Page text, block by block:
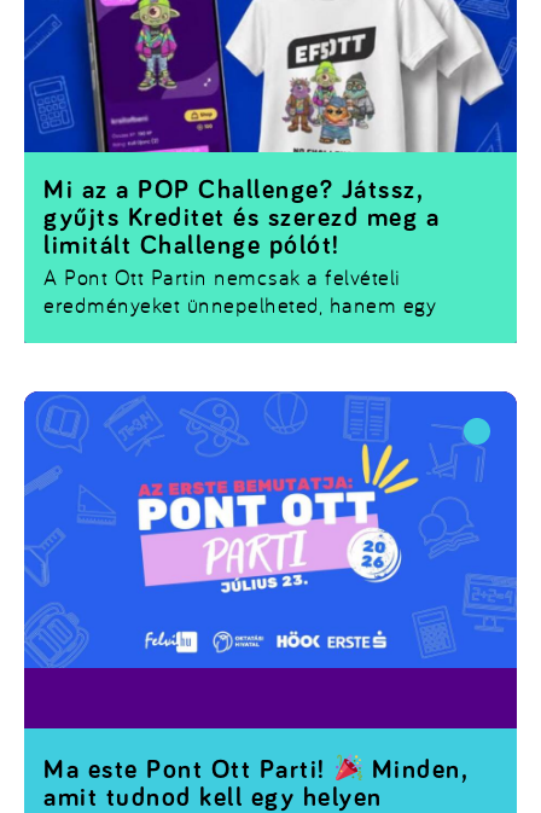
A Pont Ott Partin nemcsak a felvételi
eredményeket ünnepelheted, hanem egy
során a standoknál különböző feladatokat
teljesíthetsz, miközbenXP-t és Kreditet
gyűjtesz.
Mi az a POP Challenge? Játssz,
gyűjts Kreditet és szerezd meg a
limitált Challenge pólót!
Ma este Pont Ott Parti!
Minden,
amit tudnod kell egy helyen